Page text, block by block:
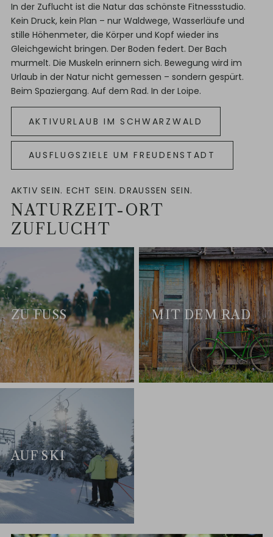
In der Zuflucht ist die Natur das schönste Fitnessstudio.
Kein Druck, kein Plan – nur Waldwege, Wasserläufe und
stille Höhenmeter, die Körper und Kopf wieder ins
Gleichgewicht bringen. Der Boden federt. Der Bach
murmelt. Die Muskeln erinnern sich. Bewegung wird im
Urlaub in der Natur nicht gemessen – sondern gespürt.
Beim Spaziergang. Auf dem Rad. In der Loipe.
AKTIVURLAUB IM SCHWARZWALD
AUSFLUGSZIELE UM FREUDENSTADT
AKTIV SEIN. ECHT SEIN. DRAUSSEN SEIN.
NATURZEIT-ORT
ZUFLUCHT
ZU FUSS MIT DEM RAD
AUF SKI